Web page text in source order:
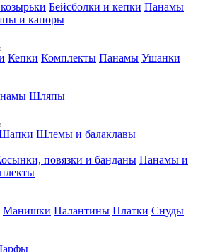
Бейсболки и кепки Панамы
и капоры
Кепки Комплекты Панамы Ушанки
Шляпы
Шлемы и балаклавы
повязки и банданы Панамы и
Манишки Палантины Платки Снуды